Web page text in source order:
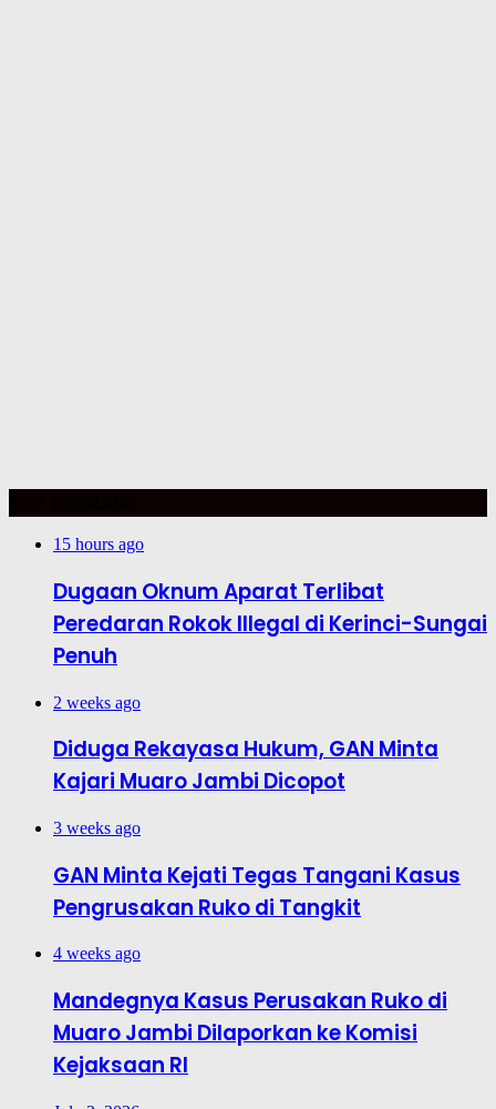
15 hours ago
Dugaan Oknum Aparat Terlibat
Peredaran Rokok Illegal di Kerinci-Sungai
Penuh
2 weeks ago
Diduga Rekayasa Hukum, GAN Minta
Kajari Muaro Jambi Dicopot
3 weeks ago
GAN Minta Kejati Tegas Tangani Kasus
Pengrusakan Ruko di Tangkit
4 weeks ago
Mandegnya Kasus Perusakan Ruko di
Muaro Jambi Dilaporkan ke Komisi
Kejaksaan RI